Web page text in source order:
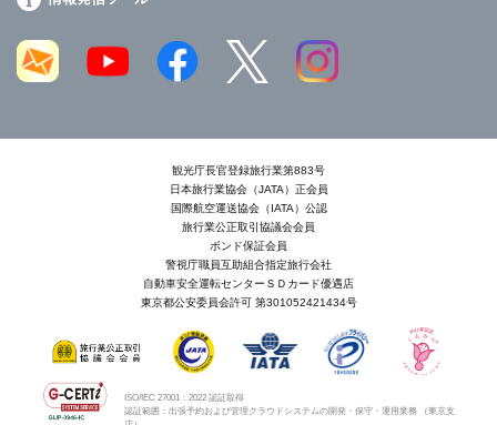
観光庁長官登録旅行業第883号
日本旅行業協会（JATA）正会員
国際航空運送協会（IATA）公認
旅行業公正取引協議会会員
ボンド保証会員
警視庁職員互助組合指定旅行会社
自動車安全運転センターＳＤカード優遇店
東京都公安委員会許可 第301052421434号
ISO/IEC 27001：2022 認証取得
認証範囲：出張予約および管理クラウドシステムの開発・保守・運用業務 （東京支